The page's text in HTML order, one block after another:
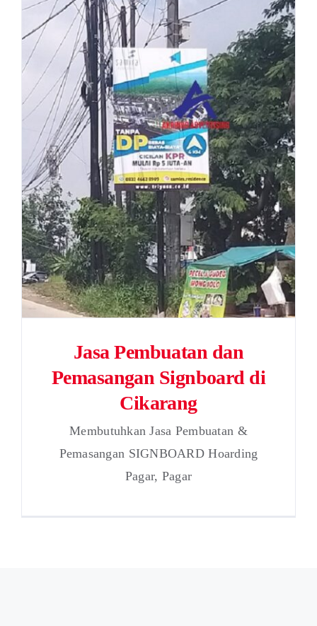
Jasa Pembuatan dan
Pemasangan Signboard di
Cikarang
Membutuhkan Jasa Pembuatan &
Pemasangan SIGNBOARD Hoarding
Pagar, Pagar